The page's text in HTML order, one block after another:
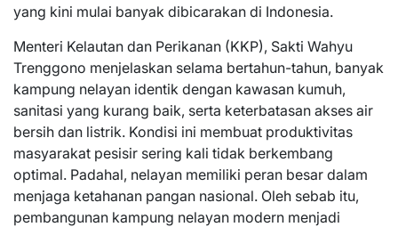
yang kini mulai banyak dibicarakan di Indonesia.
Menteri Kelautan dan Perikanan (KKP), Sakti Wahyu
Trenggono menjelaskan selama bertahun-tahun, banyak
kampung nelayan identik dengan kawasan kumuh,
sanitasi yang kurang baik, serta keterbatasan akses air
bersih dan listrik. Kondisi ini membuat produktivitas
masyarakat pesisir sering kali tidak berkembang
optimal. Padahal, nelayan memiliki peran besar dalam
menjaga ketahanan pangan nasional. Oleh sebab itu,
pembangunan kampung nelayan modern menjadi